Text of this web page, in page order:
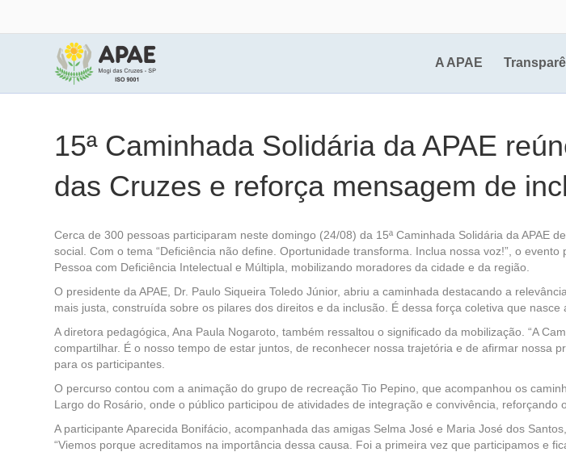
A APAE
15ª Caminhada Solidária da APAE
das Cruzes e reforça mensagem de
Cerca de 300 pessoas participaram neste domingo (24/08) da 15ª Caminhada Solidária da APAE
social. Com o tema “Deficiência não define. Oportunidade transforma. Inclua nossa voz!”, o
Pessoa com Deficiência Intelectual e Múltipla, mobilizando moradores da cidade e da região.
O presidente da APAE, Dr. Paulo Siqueira Toledo Júnior, abriu a caminhada destacando a
mais justa, construída sobre os pilares dos direitos e da inclusão. É dessa força coletiva que nasce
A diretora pedagógica, Ana Paula Nogaroto, também ressaltou o significado da mobilização. “A
compartilhar. É o nosso tempo de estar juntos, de reconhecer nossa trajetória e de afirmar nossa
para os participantes.
O percurso contou com a animação do grupo de recreação Tio Pepino, que acompanhou os
Largo do Rosário, onde o público participou de atividades de integração e convivência,
A participante Aparecida Bonifácio, acompanhada das amigas Selma José e Maria José dos
“Viemos porque acreditamos na importância dessa causa. Foi a primeira vez que participamos e